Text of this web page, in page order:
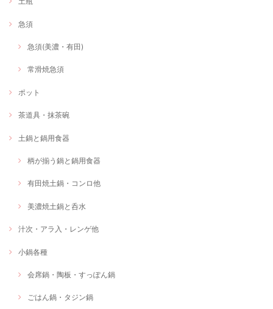
急須
急須(美濃・有田)
常滑焼急須
ポット
茶道具・抹茶碗
土鍋と鍋用食器
柄が揃う鍋と鍋用食器
有田焼土鍋・コンロ他
美濃焼土鍋と呑水
汁次・アラ入・レンゲ他
小鍋各種
会席鍋・陶板・すっぽん鍋
ごはん鍋・タジン鍋